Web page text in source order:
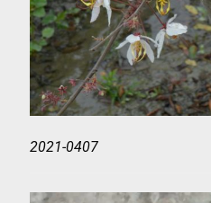
2021-0407